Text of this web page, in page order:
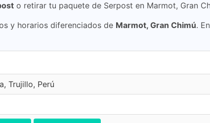
o retirar tu paquete de Serpost en Marmot, Gran
y horarios diferenciados de Marmot, Gran Chimú.
Trujillo, Perú